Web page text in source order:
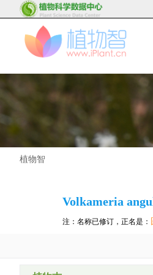
植物智
Volkameria
注：名称已修订，正名是：